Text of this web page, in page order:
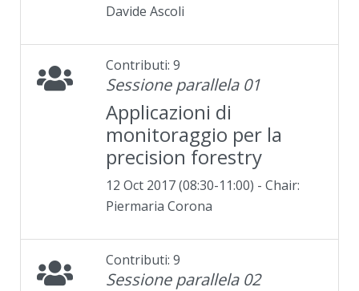
Davide Ascoli
Contributi: 9
Sessione parallela 01
Applicazioni di
monitoraggio per la
precision forestry
12 Oct 2017 (08:30-11:00) - Chair:
Piermaria Corona
Contributi: 9
Sessione parallela 02